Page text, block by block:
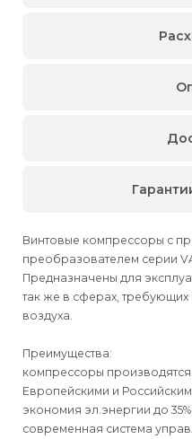
Винтовые компрессоры с
преобразователем серии
Предназначены для
так же в сферах,
воздуха.
Преимущества:
компрессоры производятся
Европейскими и
экономия эл.энергии до 35%
современная система